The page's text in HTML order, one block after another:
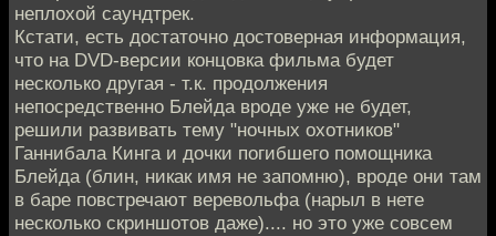
неплохой саундтрек.
Кстати, есть достаточно достоверная информация,
что на DVD-версии концовка фильма будет
несколько другая - т.к. продолжения
непосредственно Блейда вроде уже не будет,
решили развивать тему "ночных охотников"
Ганнибала Кинга и дочки погибшего помощника
Блейда (блин, никак имя не запомню), вроде они там
в баре повстречают веревольфа (нарыл в нете
несколько скриншотов даже).... но это уже совсем